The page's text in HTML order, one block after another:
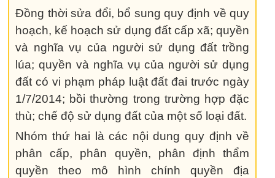
Đồng thời sửa đổi, bổ sung quy định về quy
hoạch, kế hoạch sử dụng đất cấp xã; quyền
và nghĩa vụ của người sử dụng đất trồng
lúa; quyền và nghĩa vụ của người sử dụng
đất có vi phạm pháp luật đất đai trước ngày
1/7/2014; bồi thường trong trường hợp đặc
thù; chế độ sử dụng đất của một số loại đất.
Nhóm thứ hai là các nội dung quy định về
phân cấp, phân quyền, phân định thẩm
quyền theo mô hình chính quyền địa